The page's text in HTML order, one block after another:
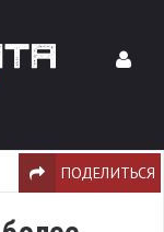
ПОДЕЛИТЬСЯ